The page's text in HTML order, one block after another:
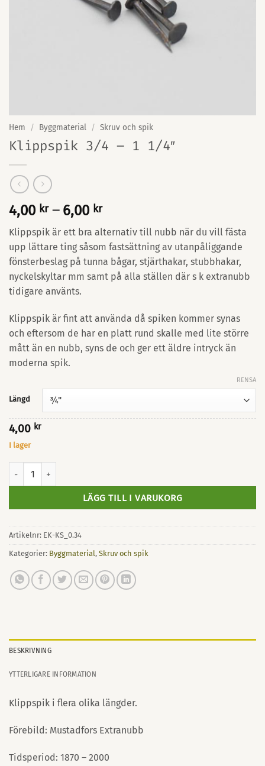
Hem / Byggmaterial / Skruv och spik
Klippspik 3/4 – 1 1/4″
4,00 kr – 6,00 krPrisintervall:
4,00 kr
till
6,00 kr
Klippspik är ett bra alternativ till nubb när du vill fästa
upp lättare ting såsom fastsättning av utanpåliggande
fönsterbeslag på tunna bågar, stjärthakar, stubbhakar,
nyckelskyltar mm samt på alla ställen där s k extranubb
tidigare använts.
Klippspik är fint att använda då spiken kommer synas
och eftersom de har en platt rund skalle med lite större
mått än en nubb, syns de och ger ett äldre intryck än
moderna spik.
Längd
RENSA
4,00 kr
I lager
LÄGG TILL I VARUKORG
Artikelnr: EK-KS_0.34
Kategorier: Byggmaterial, Skruv och spik
BESKRIVNING
YTTERLIGARE INFORMATION
Klippspik i flera olika längder.
Förebild: Mustadfors Extranubb
Tidsperiod: 1870 – 2000